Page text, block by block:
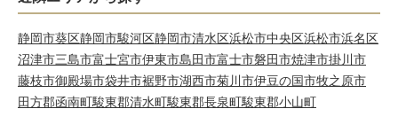
静岡市葵区静岡市駿河区静岡市清水区浜松市中央区浜松市浜名区
沼津市三島市富士宮市伊東市島田市富士市磐田市焼津市掛川市
藤枝市御殿場市袋井市裾野市湖西市菊川市伊豆の国市牧之原市
田方郡函南町駿東郡清水町駿東郡長泉町駿東郡小山町